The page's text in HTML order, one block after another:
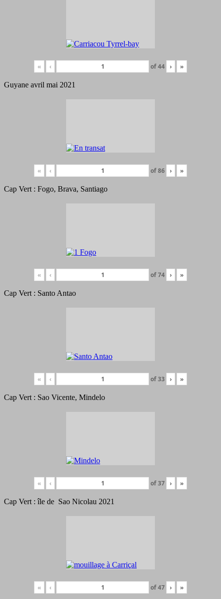
« ‹ of44 › »
Guyane avril mai 2021
« ‹ of86 › »
Cap Vert : Fogo, Brava, Santiago
« ‹ of74 › »
Cap Vert : Santo Antao
« ‹ of33 › »
Cap Vert : Sao Vicente, Mindelo
« ‹ of37 › »
Cap Vert : île de Sao Nicolau 2021
« ‹ of47 › »